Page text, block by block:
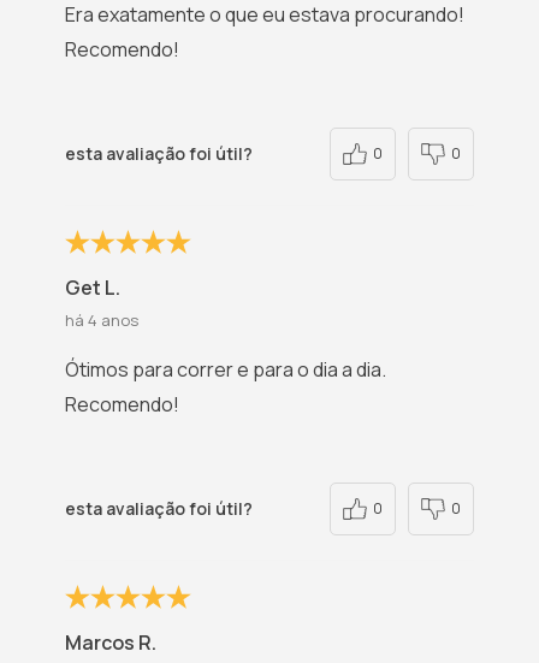
Era exatamente o que eu estava procurando!
Recomendo!
esta avaliação foi útil? 0 0
Get L.
há 4 anos
Ótimos para correr e para o dia a dia.
Recomendo!
esta avaliação foi útil? 0 0
Marcos R.